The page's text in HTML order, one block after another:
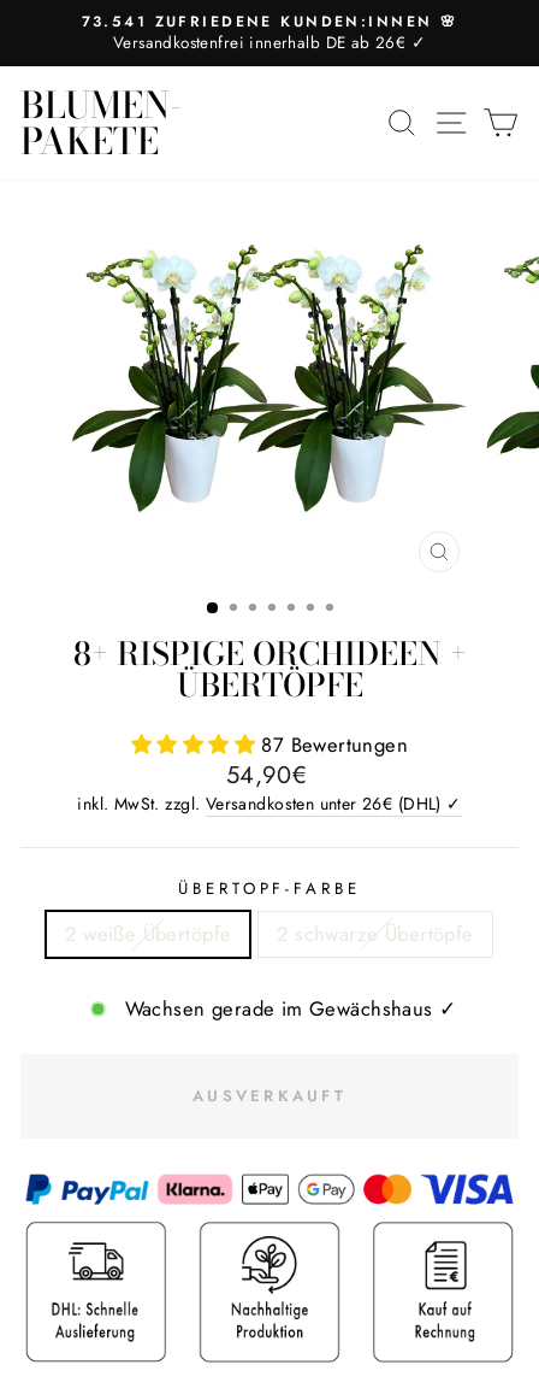
Inhalt
Pause
73.541 ZUFRIEDENE KUNDEN:INNEN 🌸
Versandkostenfrei innerhalb DE ab 26€ ✓
BLUMEN-
PAKETE SUCHE
8+ RISPIGE ORCHIDEEN +
ÜBERTÖPFE
87 Bewertungen
Normaler
Preis
54,90€
inkl. MwSt. zzgl. Versandkosten unter 26€ (DHL) ✓
ÜBERTOPF-FARBE
2 weiße Übertöpfe 2 schwarze Übertöpfe
Wachsen gerade im Gewächshaus ✓
AUSVERKAUFT